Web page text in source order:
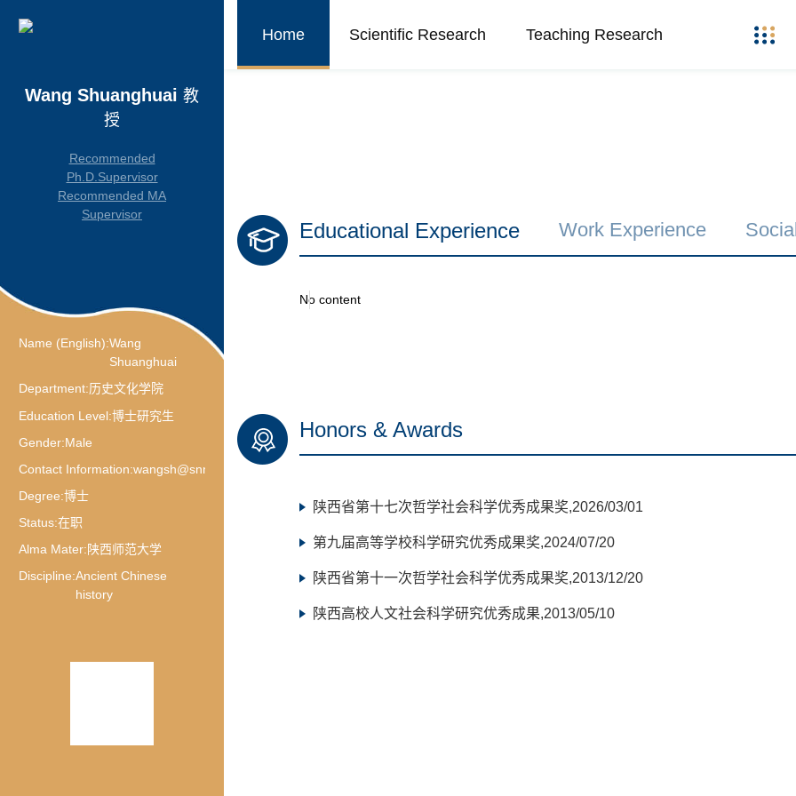
Home Scientific Research Teaching Research
Wang Shuanghuai 教
授
Recommended
Ph.D.Supervisor
Recommended MA
Supervisor
Name (English):Wang
Shuanghuai
Department:历史文化学院
Education Level:博士研究生
Gender:Male
Contact Information:wangsh@snnu.edu.cn
Degree:博士
Status:在职
Alma Mater:陕西师范大学
Discipline:Ancient Chinese
history
Educational Experience Work Experience
No content
Honors & Awards
陕西省第十七次哲学社会科学优秀成果奖,2026/03/01
第九届高等学校科学研究优秀成果奖,2024/07/20
陕西省第十一次哲学社会科学优秀成果奖,2013/12/20
陕西高校人文社会科学研究优秀成果,2013/05/10